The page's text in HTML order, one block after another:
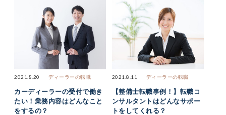
2021.8.20 ディーラーの転職
カーディーラーの受付で働き
たい！業務内容はどんなこと
をするの？
2021.8.11 ディーラーの転職
【整備士転職事例！】転職コ
ンサルタントはどんなサポー
トをしてくれる？